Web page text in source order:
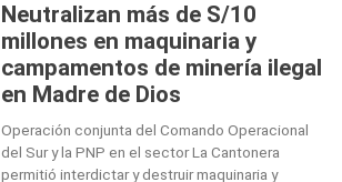
Neutralizan más de S/10
millones en maquinaria y
campamentos de minería ilegal
en Madre de Dios
Operación conjunta del Comando Operacional
del Sur y la PNP en el sector La Cantonera
permitió interdictar y destruir maquinaria y